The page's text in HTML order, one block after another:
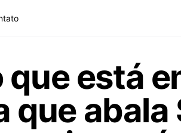
está
abala